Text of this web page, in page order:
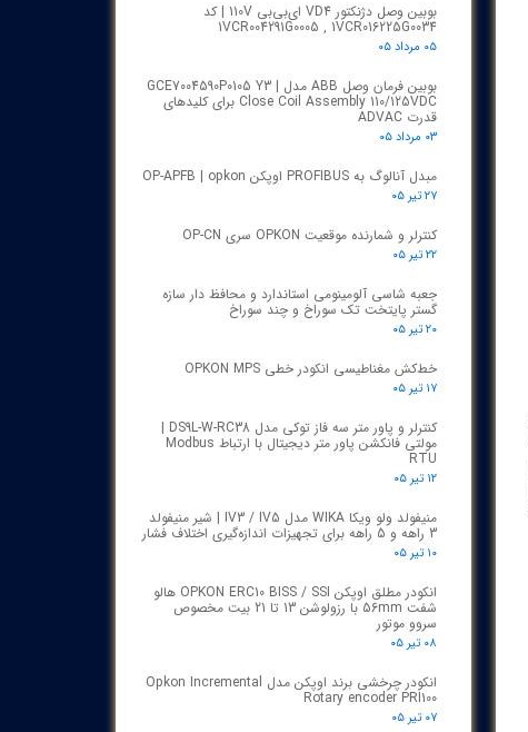
بوبین وصل دژنکتور VD4 ای‌بی‌بی 110V | کد
1VCR004291G0005 , 1VCR016225G0034
۰۵ مرداد ۰۵
بوبین فرمان وصل ABB مدل GCE7004590P0105 Y3 |
Close Coil Assembly 110/125VDC برای کلیدهای
قدرت ADVAC
۰۳ مرداد ۰۵
مبدل آنالوگ به PROFIBUS اوپکن OP-APFB | opkon
۲۷ تیر ۰۵
کنترلر و شمارنده موقعیت OPKON سری OP-CN
۲۲ تیر ۰۵
جعبه شاسی آلومینومی استاندارد و محافظ دار سازه
گستر پایتخت تک سوراخ و چند سوراخ
۲۰ تیر ۰۵
خط‌کش مغناطیسی انکودر خطی OPKON MPS
۱۷ تیر ۰۵
کنترلر و پاور متر سه فاز توکی مدل DS9L-W-RC38 |
مولتی فانکشن پاور متر دیجیتال با ارتباط Modbus
RTU
۱۲ تیر ۰۵
منیفولد ولو ویکا WIKA مدل IV3 / IV5 | شیر منیفولد
3 راهه و 5 راهه برای تجهیزات اندازه‌گیری اختلاف فشار
۱۰ تیر ۰۵
انکودر مطلق اوپکن OPKON ERC10 BISS / SSI هالو
شفت 56mm با رزولوشن 13 تا 21 بیت مخصوص
سروو موتور
۰۸ تیر ۰۵
انکودر چرخشی برند اوپکن مدل Opkon Incremental
Rotary encoder PRI100
۰۷ تیر ۰۵